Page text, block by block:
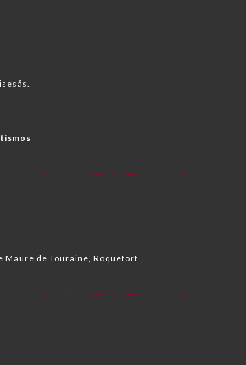
Maure de Touraine, Roquefort